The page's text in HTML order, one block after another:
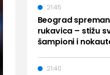
Beograd
rukavica – stižu
šampioni i
21:45
21:40